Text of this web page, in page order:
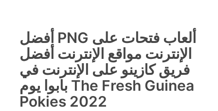
أفضل PNG ألعاب فتحات على
الإنترنت مواقع الإنترنت أفضل
فريق كازينو على الإنترنت في
بابوا يوم The Fresh Guinea
Pokies 2022